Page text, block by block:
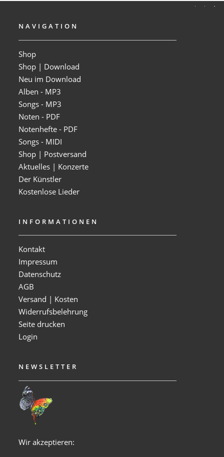
NAVIGATION
Shop
Shop | Download
Neu im Download
Alben - MP3
Songs - MP3
Noten - PDF
Notenhefte - PDF
Songs - MIDI
Shop | Postversand
Aktuelles | Konzerte
Der Künstler
Kostenlose Lieder
INFORMATIONEN
Kontakt
Impressum
Datenschutz
AGB
Versand | Kosten
Widerrufsbelehrung
Seite drucken
Login
NEWSLETTER
Wir akzeptieren: